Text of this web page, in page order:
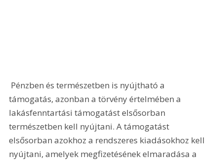
támogatás, azonban a törvény értelmében a
lakásfenntartási támogatást elsősorban
természetben kell nyújtani. A támogatást
elsősorban azokhoz a rendszeres kiadásokhoz kell
nyújtani, amelyek megfizetésének elmaradása a